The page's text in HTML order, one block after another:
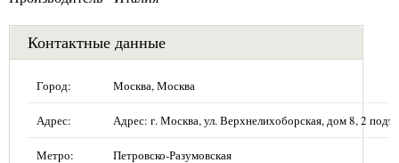
Контактные данные
Город: Москва, Москва
Адрес: Адрес: г. Москва, ул. Верхнелихоборская, дом 8, 2
Метро: Петровско-Разумовская